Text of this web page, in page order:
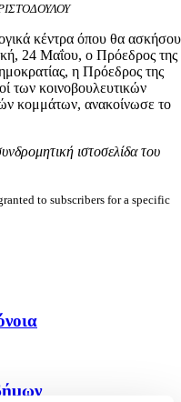
κέντρα όπου θα
24 Μαΐου, ο Πρόεδρος της
η Πρόεδρος της
των κοινοβουλευτικών
κομμάτων, ανακοίνωσε το
ιστοσελίδα του
to subscribers for a specific